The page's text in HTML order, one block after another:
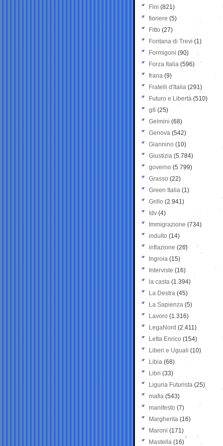
Fini (821)
fioriere (5)
Fitto (27)
Fontana di Trevi (1)
Formigoni (90)
Forza Italia (596)
frana (9)
Fratelli d'Italia (291)
Futuro e Libertà (510)
g8 (25)
Gelmini (68)
Genova (542)
Giannino (10)
Giustizia (5.784)
governo (5.799)
Grasso (22)
Green Italia (1)
Grillo (2.941)
Idv (4)
Immigrazione (734)
indulto (14)
inflazione (26)
Ingroia (15)
Interviste (16)
la casta (1.394)
La Destra (45)
La Sapienza (5)
Lavoro (1.316)
LegaNord (2.411)
Letta Enrico (154)
Liberi e Uguali (10)
Libia (68)
Libri (33)
Liguria Futurista (25)
mafia (543)
manifesto (7)
Margherita (16)
Maroni (171)
Mastella (16)